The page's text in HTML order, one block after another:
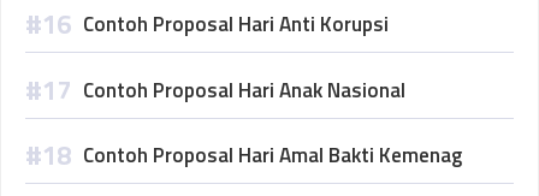
Contoh Proposal Hari Anti Korupsi
Contoh Proposal Hari Anak Nasional
Contoh Proposal Hari Amal Bakti Kemenag